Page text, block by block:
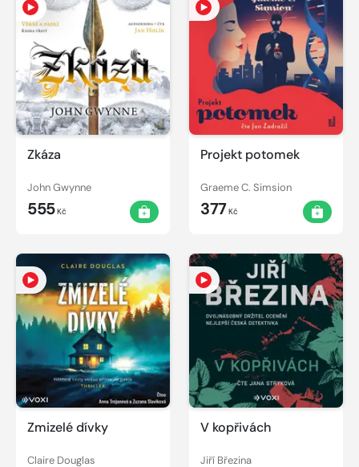
Zkáza
John Gwynne
555Kč
Projekt potomek
Graeme C. Simsion
377Kč
Zmizelé dívky
Claire Douglas
V kopřivách
Jiří Březina